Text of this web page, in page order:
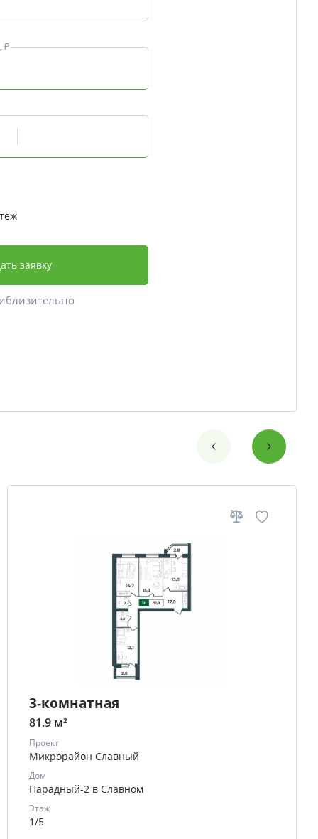
₽
заявку
3-комнатная
81.9 м²
Проект
Микрорайон Славный
Дом
Парадный-2 в Славном
Этаж
1/5